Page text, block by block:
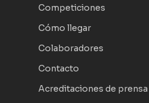
Competiciones
Cómo llegar
Colaboradores
Contacto
Acreditaciones de prensa